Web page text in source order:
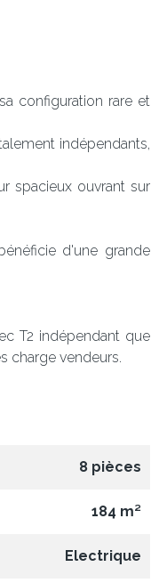
configuration rare et
indépendants,
spacieux ouvrant sur
d'une grande
T2 indépendant que
charge vendeurs.
8 pièces
184 m²
Electrique